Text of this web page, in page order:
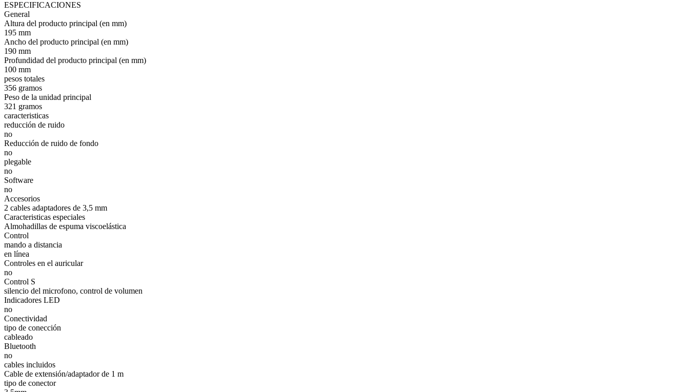
ESPECIFICACIONES
General
Altura del producto principal (en mm)
195 mm
Ancho del producto principal (en mm)
190 mm
Profundidad del producto principal (en mm)
100 mm
pesos totales
356 gramos
Peso de la unidad principal
321 gramos
caracteristicas
reducción de ruido
no
Reducción de ruido de fondo
no
plegable
no
Software
no
Accesorios
2 cables adaptadores de 3,5 mm
Caracteristicas especiales
Almohadillas de espuma viscoelástica
Control
mando a distancia
en línea
Controles en el auricular
no
Control S
silencio del microfono, control de volumen
Indicadores LED
no
Conectividad
tipo de conección
cableado
Bluetooth
no
cables incluidos
Cable de extensión/adaptador de 1 m
tipo de conector